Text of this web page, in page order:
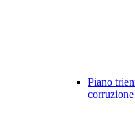
Piano
corruzione